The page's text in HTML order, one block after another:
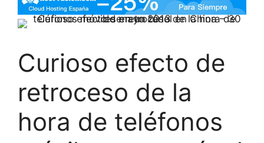
Curioso efecto de
retroceso de la
hora de teléfonos